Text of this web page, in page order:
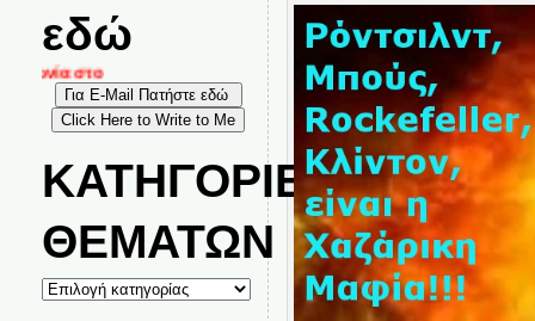
εδώ
στο
ΚΑΤΗΓΟΡΙΕΣ
ΘΕΜΑΤΩΝ
ΚΑΤΗΓΟΡΙΕΣ
ΘΕΜΑΤΩΝ